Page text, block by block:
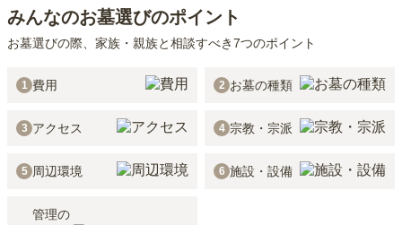
みんなのお墓選びのポイント
お墓選びの際、家族・親族と相談すべき7つのポイント
1 費用 2 お墓の種類
3 アクセス 4 宗教・宗派
5 周辺環境 6 施設・設備
管理の